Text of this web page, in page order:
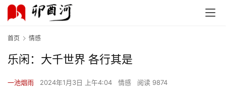
首页 情感
乐闲：大千世界 各行其是
一池烟雨 2024年1月3日 上午4:04 情感 阅读 9874